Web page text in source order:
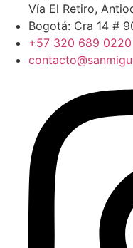
Vía El Retiro,
Bogotá: Cra 14 #
+57 320 689 0220